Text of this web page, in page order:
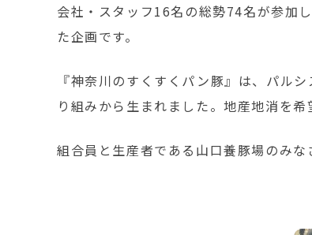
会社・スタッフ16名の総勢74名が参加
た企画です。
『神奈川のすくすくパン豚』は、パル
り組みから生まれました。地産地消を
組合員と生産者である山口養豚場のみ